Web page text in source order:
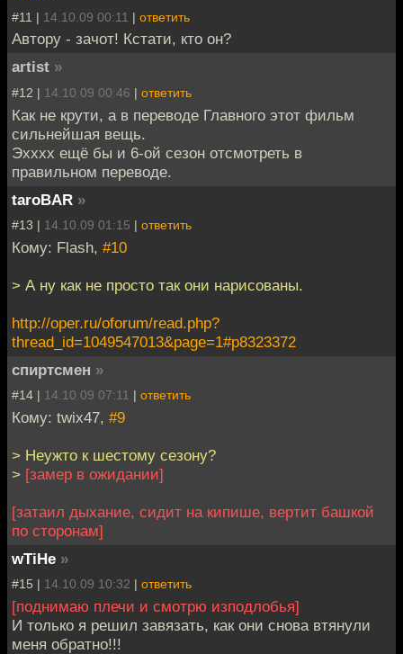
#11 | 14.10.09 00:11 | ответить
Автору - зачот! Кстати, кто он?
artist »
#12 | 14.10.09 00:46 | ответить
Как не крути, а в переводе Главного этот фильм
сильнейшая вещь.
Эхххх ещё бы и 6-ой сезон отсмотреть в
правильном переводе.
taroBAR »
#13 | 14.10.09 01:15 | ответить
Кому: Flash, #10
> А ну как не просто так они нарисованы.
http://oper.ru/oforum/read.php?
thread_id=1049547013&page=1#p8323372
спиртсмен »
#14 | 14.10.09 07:11 | ответить
Кому: twix47, #9
> Неужто к шестому сезону?
> [замер в ожидании]
[затаил дыхание, сидит на кипише, вертит башкой
по сторонам]
wTiHe »
#15 | 14.10.09 10:32 | ответить
[поднимаю плечи и смотрю изподлобья]
И только я решил завязать, как они снова втянули
меня обратно!!!